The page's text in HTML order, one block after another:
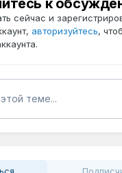
к
сейчас и
авторизуйтесь,
теме...